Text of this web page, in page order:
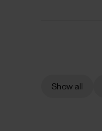
Show all